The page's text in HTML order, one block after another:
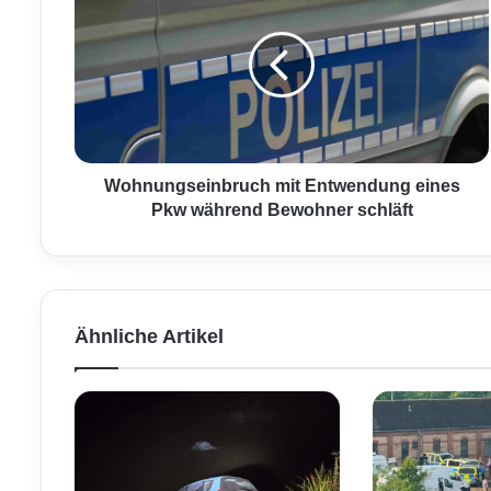
n
n
e
r
m
i
Wohnungseinbruch mit Entwendung eines
Pkw während Bewohner schläft
Ähnliche Artikel